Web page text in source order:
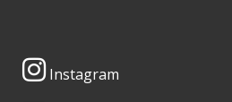
Instagram